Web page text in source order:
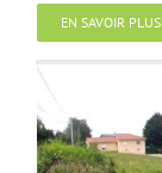
EN SAVOIR PLUS